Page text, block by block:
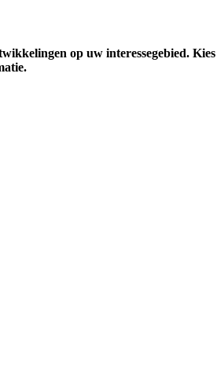
op uw interessegebied.